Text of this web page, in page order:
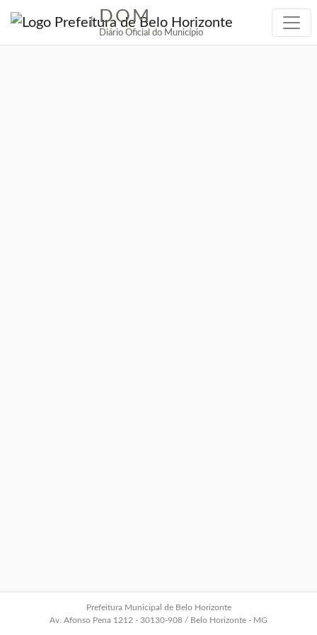
| DOM
Diário Oficial do Município
Prefeitura Municipal de Belo Horizonte
Av. Afonso Pena 1212 - 30130-908 / Belo Horizonte - MG